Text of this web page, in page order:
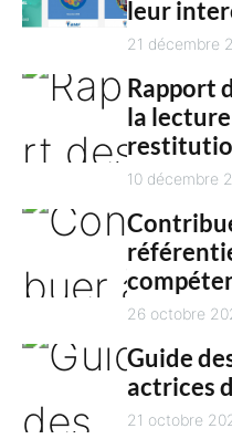
leur
culture
21 décembre
Rapport
la
10 décembre
26 octobre
Guide
actrices
21 octobre